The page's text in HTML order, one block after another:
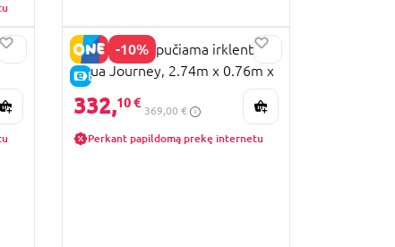
-10%
E-KAINA
BESTWAY pripučiama irklentė
Aqua Journey, 2.74m x 0.76m x
0.12m, 65349
332,10 €
369,00 €
Perkant papildomą prekę internetu